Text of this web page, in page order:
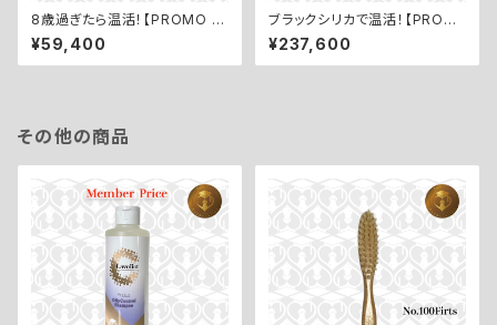
8歳過ぎたら温活！【PROMO T
HERMO MAT／プロモサーモ
マット：Lサイズ】
¥59,400
ブラックシリカで温活！【PROM
O THERMO MAT／プロモサ
ーモマット：Fサイズ】
¥237,600
その他の商品